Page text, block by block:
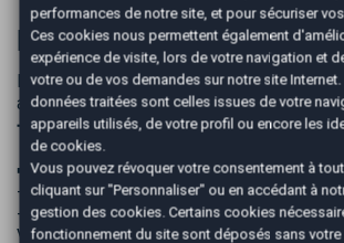
Informations
Des erreurs ce sont peut-être glissées
appelez nous pour vérifier la liste des
➡️ Ce qu’il faut savoir sur ce véhicule :
- Entretien rigoureux
- Mécatronique remplacé le 31/10/2024
Volkswagen à 87028km
performances de notre site, et pour sécuriser
Ces cookies nous permettent également
expérience de visite, lors de votre navigation et
votre ou de vos demandes sur notre site
données traitées sont celles issues de votre
appareils utilisés, de votre profil ou encore les
de cookies.
Vous pouvez révoquer votre consentement à
cliquant sur "Personnaliser" ou en accédant à
gestion des cookies. Certains cookies
fonctionnement du site sont déposés sans